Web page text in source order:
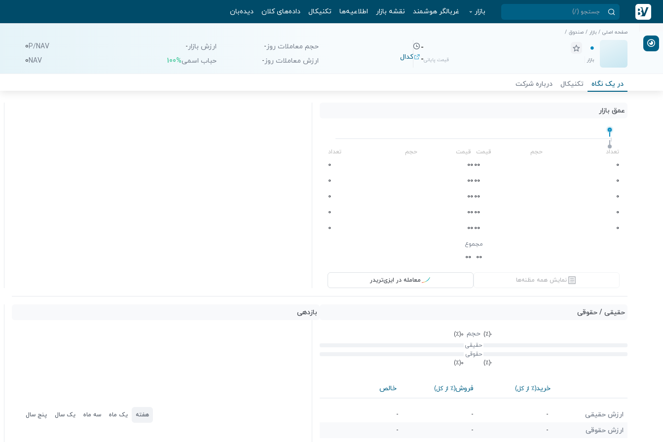
بازار غربالگر هوشمند نقشه بازار اطلاعیه‌ها تکنیکال داده‌های کلان دیده‌بان
صفحه اصلی / بازار / صندوق /
-
بازار قیمت پایانی- کدال
حجم معاملات روز-
ارزش معاملات روز-
ارزش بازار-
حباب اسمی100%
P/NAV
0
NAV
0
در یک نگاه تکنیکال درباره شرکت
عمق بازار
-
تعداد حجم قیمت قیمت حجم
تعداد
0
0
0
0
0
0
0
0
0
0
0
0
0
0
0
0
0
0
0
0
0
0
0
0
0
0
0
0
0
0
مجموع
0
0
0
0
نمایش همه مظنه‌ها معامله در ایزی‌تریدر
حقیقی / حقوقی
-(٪) حجم 0(٪)
حقیقی
حقوقی
-(٪) 0(٪)
خرید(٪ از کل) فروش(٪ از کل) خالص
ارزش حقیقی -
-
-
ارزش حقوقی
-
-
-
بازدهی
هفته یک ماه سه ماه یک سال پنج سال